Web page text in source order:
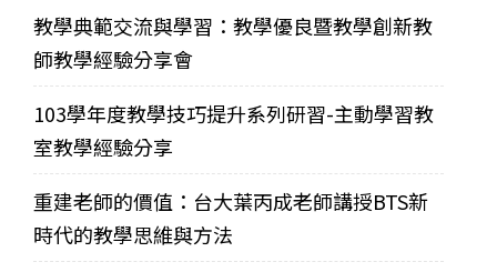
教學典範交流與學習：教學優良暨教學創新教
師教學經驗分享會
103學年度教學技巧提升系列研習-主動學習教
室教學經驗分享
重建老師的價值：台大葉丙成老師講授BTS新
時代的教學思維與方法